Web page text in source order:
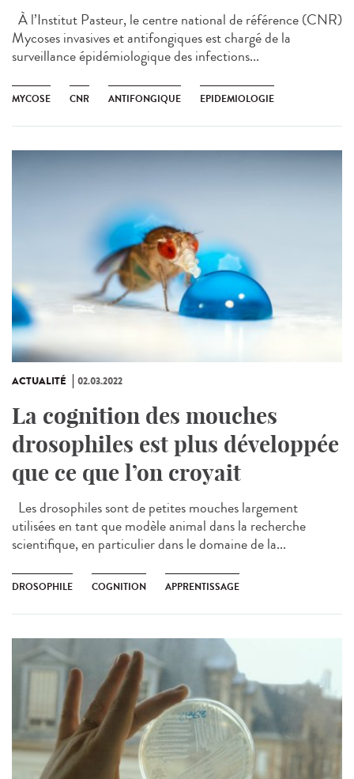
À l’Institut Pasteur, le centre national de référence (CNR)
Mycoses invasives et antifongiques est chargé de la
surveillance épidémiologique des infections...
MYCOSE CNR ANTIFONGIQUE EPIDEMIOLOGIE
ACTUALITÉ 02.03.2022
La cognition des mouches
drosophiles est plus développée
que ce que l’on croyait
Les drosophiles sont de petites mouches largement
utilisées en tant que modèle animal dans la recherche
scientifique, en particulier dans le domaine de la...
DROSOPHILE COGNITION APPRENTISSAGE